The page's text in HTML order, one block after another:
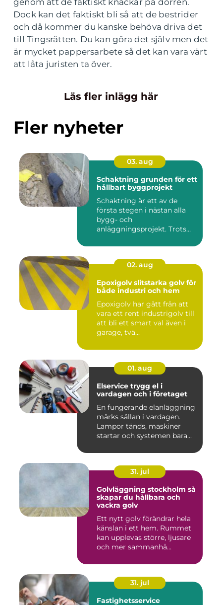
genom att de faktiskt knackar på dörren.
Dock kan det faktiskt bli så att de bestrider
och då kommer du kanske behöva driva det
till Tingsrätten. Du kan göra det själv men det
är mycket pappersarbete så det kan vara värt
att låta juristen ta över.
Läs fler inlägg här
Fler nyheter
03. aug
Schaktning grunden för ett
hållbart byggprojekt
Schaktning är ett av de
första stegen i nästan alla
bygg- och
anläggningsprojekt. Trots
02. aug
Epoxigolv slitstarka golv för
både industri och hem
Epoxigolv har gått från att
vara ett rent industrigolv till
att bli ett smart val även i
garage, tvä...
01. aug
Elservice trygg el i
vardagen och i företaget
En fungerande elanläggning
märks sällan i vardagen.
Lampor tänds, maskiner
startar och systemen bara...
31. jul
Golvläggning stockholm så
skapar du hållbara och
vackra golv
Ett nytt golv förändrar hela
känslan i ett hem. Rummet
kan upplevas större, ljusare
och mer sammanhå...
31. jul
Fastighetsservice